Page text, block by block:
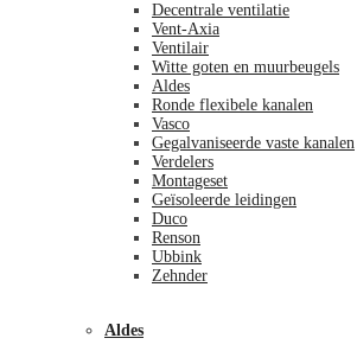
Decentrale ventilatie
Vent-Axia
Ventilair
Witte goten en muurbeugels
Aldes
Ronde flexibele kanalen
Vasco
Gegalvaniseerde vaste kanalen
Verdelers
Montageset
Geïsoleerde leidingen
Duco
Renson
Ubbink
Zehnder
Aldes